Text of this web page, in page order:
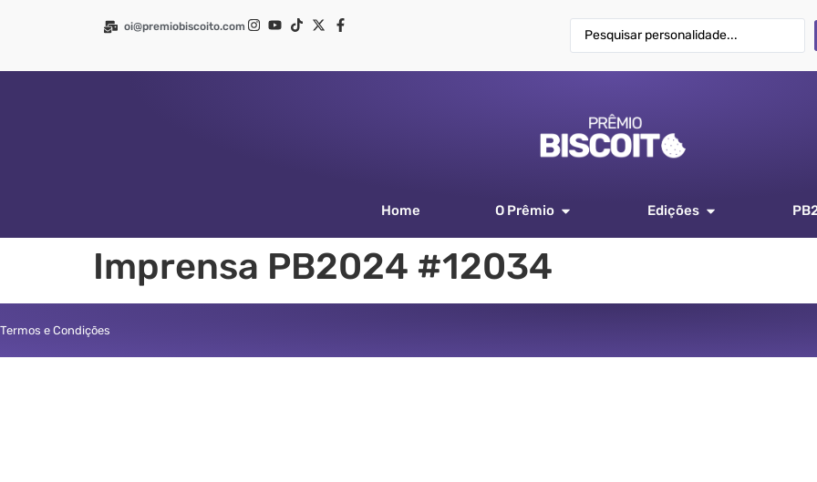
oi@premiobiscoito.com
Home O Prêmio Edições
Imprensa PB2024 #12034
Termos e Condições